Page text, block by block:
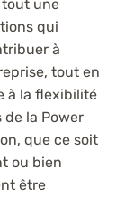
tout une
qui
à
tout en
à la flexibilité
la Power
que ce soit
ou bien
être